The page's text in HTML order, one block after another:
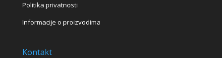
Politika privatnosti
Informacije o proizvodima
Kontakt